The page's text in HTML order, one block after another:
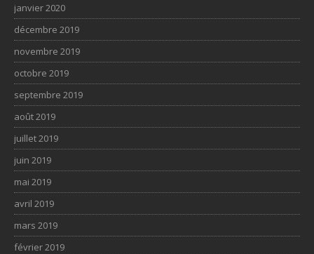
janvier 2020
décembre 2019
novembre 2019
octobre 2019
septembre 2019
août 2019
juillet 2019
juin 2019
mai 2019
avril 2019
mars 2019
février 2019